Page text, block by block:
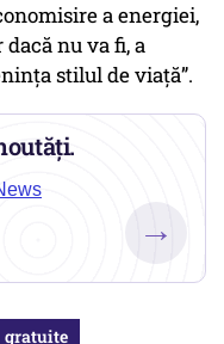
a energiei,
nu va fi, a
stilul de viață”.
→
gratuite